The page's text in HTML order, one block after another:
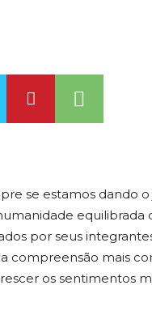
se estamos dando
por seus
compreensão mais
os sentimentos